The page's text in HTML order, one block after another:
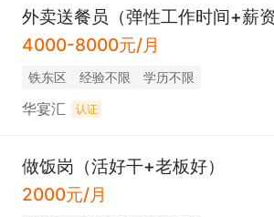
外卖送餐员（弹性工作时间+薪资
4000-8000元/月
铁东区 经验不限 学历不限
华宴汇 认证
做饭岗（活好干+老板好）
2000元/月